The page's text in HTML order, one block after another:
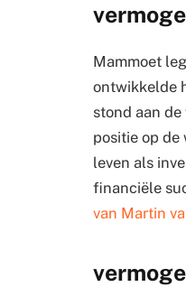
Mammoet
ontwikkelde
stond aan
positie op de
leven als
financiële
van Martin